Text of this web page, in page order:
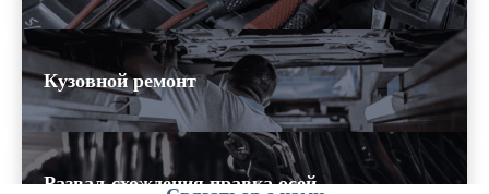
Кузовной ремонт
Развал-схождения,правка осей